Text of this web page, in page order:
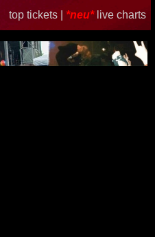
top tickets | *neu* live charts